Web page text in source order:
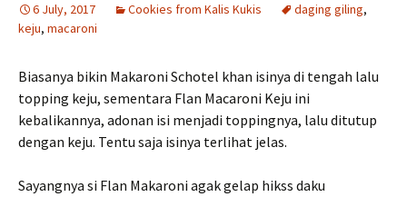
6 July, 2017 Cookies from Kalis Kukis daging giling,
keju, macaroni
Biasanya bikin Makaroni Schotel khan isinya di tengah lalu
topping keju, sementara Flan Macaroni Keju ini
kebalikannya, adonan isi menjadi toppingnya, lalu ditutup
dengan keju. Tentu saja isinya terlihat jelas.
Sayangnya si Flan Makaroni agak gelap hikss daku